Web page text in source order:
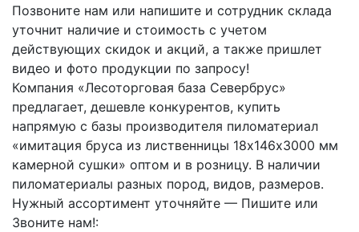
Позвоните нам или напишите и сотрудник склада
уточнит наличие и стоимость с учетом
действующих скидок и акций, а также пришлет
видео и фото продукции по запросу!
Компания «Лесоторговая база Севербрус»
предлагает, дешевле конкурентов, купить
напрямую с базы производителя пиломатериал
«имитация бруса из лиственницы 18х146х3000 мм
камерной сушки» оптом и в розницу. В наличии
пиломатериалы разных пород, видов, размеров.
Нужный ассортимент уточняйте — Пишите или
Звоните нам!: